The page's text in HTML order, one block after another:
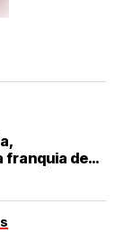
franquia de
no RN